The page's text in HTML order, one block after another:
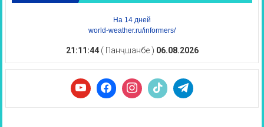
На 14 дней
world-weather.ru/informers/
21:11:44( Панҷшанбе ) 06.08.2026